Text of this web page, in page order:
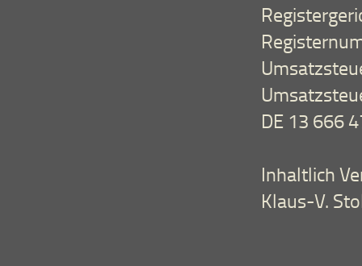
DE 13 666
Inhaltlich
Klaus-V.